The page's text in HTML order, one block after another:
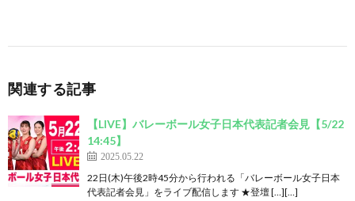
関連する記事
【LIVE】バレーボール女子日本代表記者会見【5/22
14:45】
2025.05.22
22日(木)午後2時45分から行われる「バレーボール女子日本
代表記者会見」をライブ配信します ★登壇 […][…]